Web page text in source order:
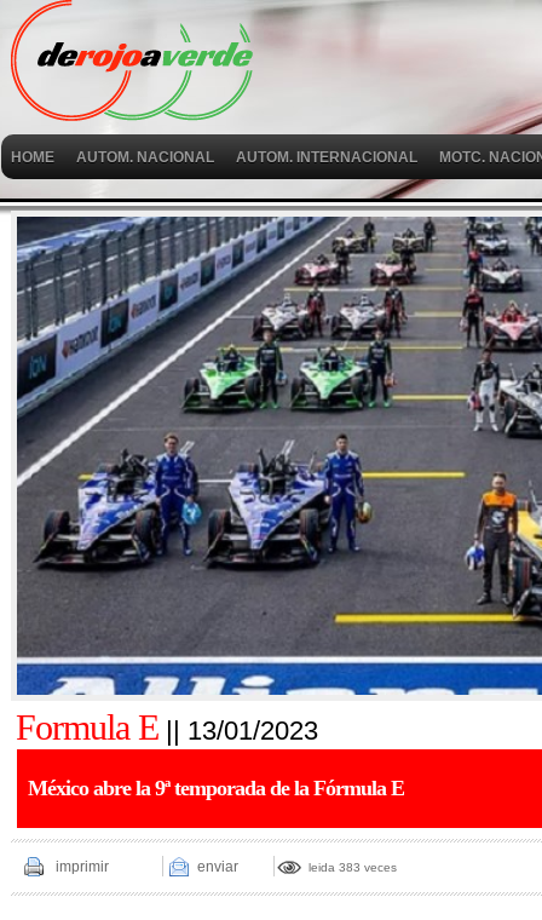
HOME AUTOM. NACIONAL AUTOM. INTERNACIONAL MOTC.
Formula E || 13/01/2023
México abre la 9ª temporada de la Fórmula E
imprimir enviar leida 383 veces